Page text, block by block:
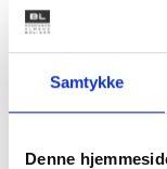
Samtykke
Denne
Kreds
BL’s
bestyrelser og
arrangementer